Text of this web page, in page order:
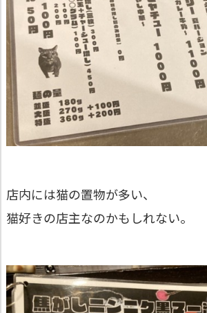
店内には猫の置物が多い、
猫好きの店主なのかもしれない。